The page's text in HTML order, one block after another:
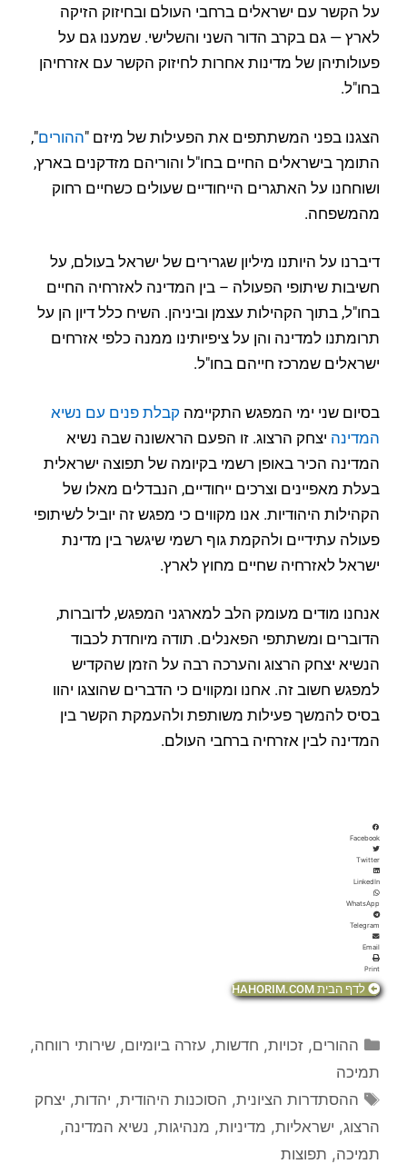
על הקשר עם ישראלים ברחבי העולם ובחיזוק הזיקה
לארץ — גם בקרב הדור השני והשלישי. שמענו גם על
פעולותיהן של מדינות אחרות לחיזוק הקשר עם אזרחיהן
בחו"ל.
הצגנו בפני המשתתפים את הפעילות של מיזם "ההורים",
התומך בישראלים החיים בחו"ל והוריהם מזדקנים בארץ,
ושוחחנו על האתגרים הייחודיים שעולים כשחיים רחוק
מהמשפחה.
דיברנו על היותנו מיליון שגרירים של ישראל בעולם, על
חשיבות שיתופי הפעולה – בין המדינה לאזרחיה החיים
בחו"ל, בתוך הקהילות עצמן וביניהן. השיח כלל דיון הן על
תרומתנו למדינה והן על ציפיותינו ממנה כלפי אזרחים
ישראלים שמרכז חייהם בחו"ל.
בסיום שני ימי המפגש התקיימה קבלת פנים עם נשיא
המדינה יצחק הרצוג. זו הפעם הראשונה שבה נשיא
המדינה הכיר באופן רשמי בקיומה של תפוצה ישראלית
בעלת מאפיינים וצרכים ייחודיים, הנבדלים מאלו של
הקהילות היהודיות. אנו מקווים כי מפגש זה יוביל לשיתופי
פעולה עתידיים ולהקמת גוף רשמי שיגשר בין מדינת
ישראל לאזרחיה שחיים מחוץ לארץ.
אנחנו מודים מעומק הלב למארגני המפגש, לדוברות,
הדוברים ומשתתפי הפאנלים. תודה מיוחדת לכבוד
הנשיא יצחק הרצוג והערכה רבה על הזמן שהקדיש
למפגש חשוב זה. אחנו ומקווים כי הדברים שהוצגו יהוו
בסיס להמשך פעילות משותפת ולהעמקת הקשר בין
המדינה לבין אזרחיה ברחבי העולם.
Facebook
Twitter
LinkedIn
WhatsApp
Telegram
Email
Print
לדף הבית HAHORIM.COM
קטגוריות
ההורים,זכויות, חדשות, עזרה ביומיום,שירותי רווחה,
תמיכה
תגיות
ההסתדרות הציונית, הסוכנות היהודית, יהדות, יצחק
הרצוג, ישראליות, מדיניות, מנהיגות, נשיא המדינה,
תמיכה, תפוצות